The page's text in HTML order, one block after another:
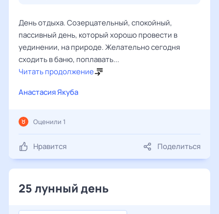
День отдыха. Созерцательный, спокойный,
пассивный день, который хорошо провести в
уединении, на природе. Желательно сегодня
сходить в баню, поплавать...
Читать продолжение
Анастасия Якуба
Нравится Поделиться
Оценили 1
25 лунный день